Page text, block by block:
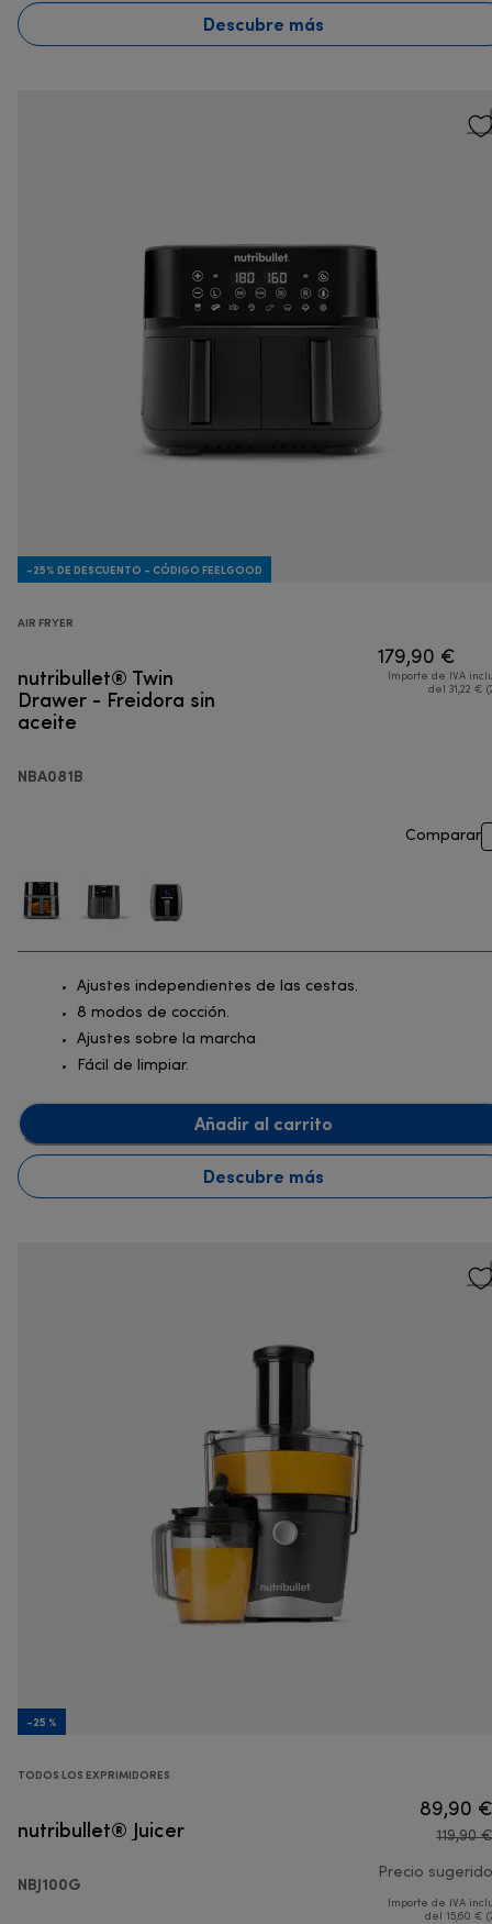
Descubre más
-25% DE DESCUENTO - CÓDIGO FEELGOOD
AIR FRYER
nutribullet® Twin
Drawer - Freidora sin
aceite
NBA081B
179,90 €
Importe de IVA
del 31,22 €
Comparar
Ajustes independientes de las cestas.
8 modos de cocción.
Ajustes sobre la marcha
Fácil de limpiar.
Añadir al carrito
Descubre más
-25 %
TODOS LOS EXPRIMIDORES
nutribullet® Juicer
NBJ100G
89,90 €
119,90 €
Precio sugerido
Importe de IVA
del 15,60 €